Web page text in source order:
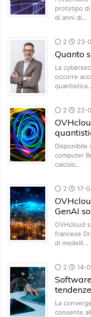
prototipo
di anni di…
2 23-
Quanto
La
occorre
2 22-
Disponibile
computer
calcolo…
2 17-
GenAI
OVHcloud
francese
di modelli…
2 14-
La
consente